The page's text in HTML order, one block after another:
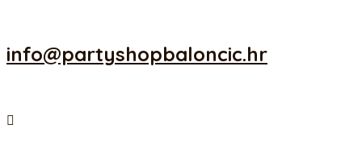
info@partyshopbaloncic.hr